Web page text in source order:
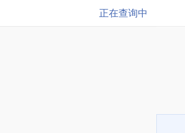
正在查询中